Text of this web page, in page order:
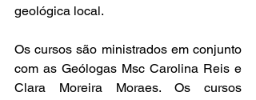
geológica local.
Os cursos são ministrados em conjunto
com as Geólogas Msc Carolina Reis e
Clara Moreira Moraes. Os cursos